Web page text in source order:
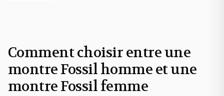
Comment choisir entre une
montre Fossil homme et une
montre Fossil femme